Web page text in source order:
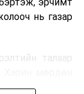
эрчимт
нь газар
талаар
аргаар